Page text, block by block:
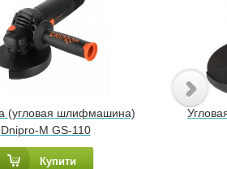
(угловая шлифмашина)
Dnipro-M GS-110
Купити